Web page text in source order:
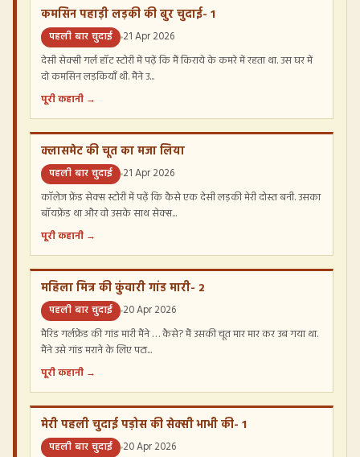
कमसिन पहाड़ी लड़की की बुर चुदाई- 1
पहली बार चुदाई 21 Apr 2026
देसी सेक्सी गर्ल हॉट स्टोरी में पढ़ें कि मैं किराये के कमरे में रहता था. उस घर में
दो कमसिन लड़कियाँ थी. मैंने उ...
पूरी कहानी →
क्लासमेट की चूत का मजा लिया
पहली बार चुदाई 21 Apr 2026
कॉलेज फ्रेंड सेक्स स्टोरी में पढ़ें कि कैसे एक देसी लड़की मेरी दोस्त बनी. उसका
बॉयफ्रेंड था और वो उसके साथ सेक्स...
पूरी कहानी →
महिला मित्र की कुंवारी गांड मारी- 2
पहली बार चुदाई 20 Apr 2026
मैरिड गर्लफ्रेंड की गांड मारी मैंने … कैसे? मैं उसकी चूत मार मार कर उब गया था.
मैंने उसे गांड मराने के लिए पटा...
पूरी कहानी →
मेरी पहली चुदाई पड़ोस की सेक्सी भाभी की- 1
पहली बार चुदाई 20 Apr 2026